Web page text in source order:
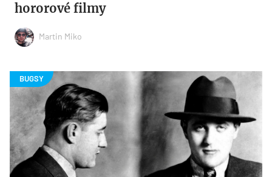
hororové filmy
Martin Miko